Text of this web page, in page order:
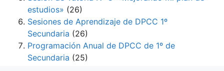
estudios» (26)
Sesiones de Aprendizaje de DPCC 1º
Secundaria (26)
Programación Anual de DPCC de 1º de
Secundaria (25)